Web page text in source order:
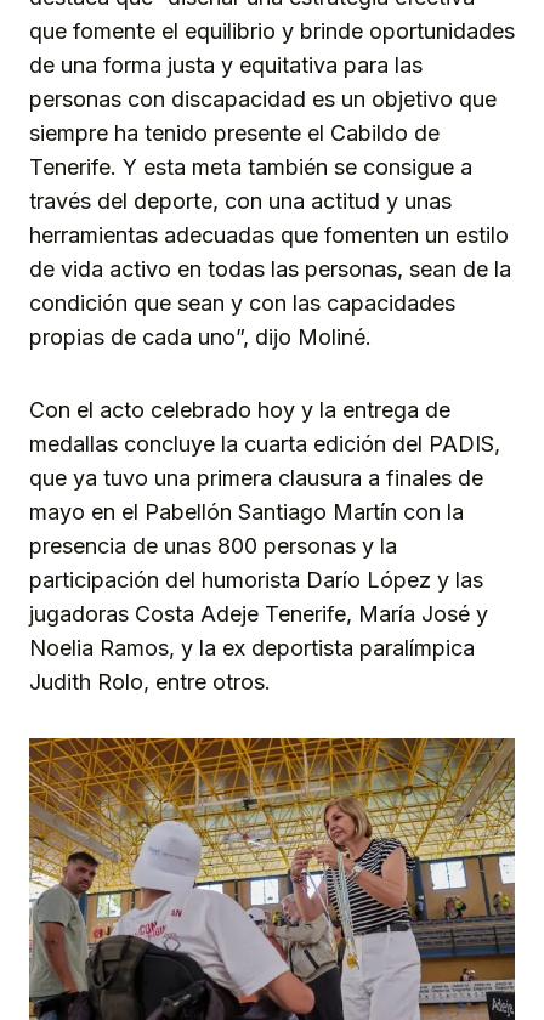
que fomente el equilibrio y brinde oportunidades
de una forma justa y equitativa para las
personas con discapacidad es un objetivo que
siempre ha tenido presente el Cabildo de
Tenerife. Y esta meta también se consigue a
través del deporte, con una actitud y unas
herramientas adecuadas que fomenten un estilo
de vida activo en todas las personas, sean de la
condición que sean y con las capacidades
propias de cada uno”, dijo Moliné.
Con el acto celebrado hoy y la entrega de
medallas concluye la cuarta edición del PADIS,
que ya tuvo una primera clausura a finales de
mayo en el Pabellón Santiago Martín con la
presencia de unas 800 personas y la
participación del humorista Darío López y las
jugadoras Costa Adeje Tenerife, María José y
Noelia Ramos, y la ex deportista paralímpica
Judith Rolo, entre otros.